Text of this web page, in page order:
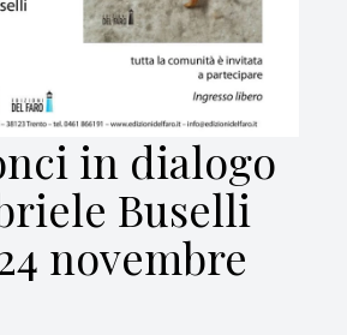
in dialogo
Buselli
novembre